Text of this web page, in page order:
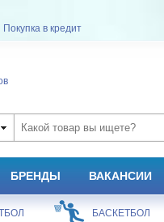
Покупка в кредит
БРЕНДЫ ВАКАНСИИ
БАСКЕТБОЛ